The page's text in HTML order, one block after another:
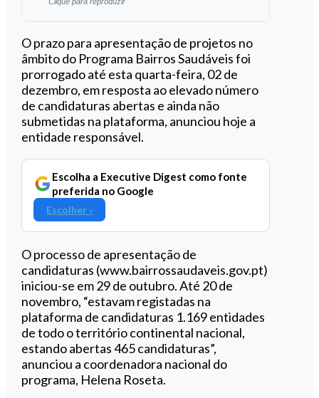
Ouvir este artigo
O prazo para apresentação de projetos no
âmbito do Programa Bairros Saudáveis foi
prorrogado até esta quarta-feira, 02 de
dezembro, em resposta ao elevado número
de candidaturas abertas e ainda não
submetidas na plataforma, anunciou hoje a
entidade responsável.
Escolha a Executive Digest como fonte
preferida no Google
Escolher ›
O processo de apresentação de
candidaturas (www.bairrossaudaveis.gov.pt)
iniciou-se em 29 de outubro. Até 20 de
novembro, “estavam registadas na
plataforma de candidaturas 1.169 entidades
de todo o território continental nacional,
estando abertas 465 candidaturas”,
anunciou a coordenadora nacional do
programa, Helena Roseta.